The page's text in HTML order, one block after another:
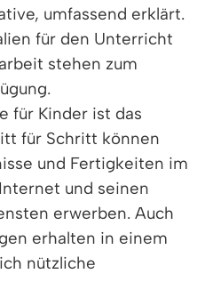
umfassend erklärt.
für den Unterricht
stehen zum
für Kinder ist das
für Schritt können
und Fertigkeiten im
und seinen
erwerben. Auch
erhalten in einem
nützliche